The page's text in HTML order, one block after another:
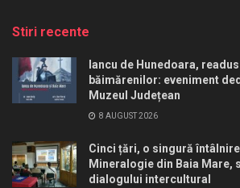
Stiri recente
Iancu de Hunedoara,
băimărenilor: eveniment
Muzeul Județean
8 AUGUST 2026
Cinci țări, o singură
Mineralogie din Baia Mare,
dialogului intercultural